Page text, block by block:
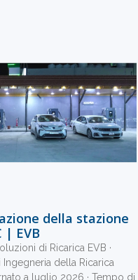
della stazione
| EVB
di Ricarica EVB ·
Ingegneria della Ricarica
a luglio 2026 · Tempo di